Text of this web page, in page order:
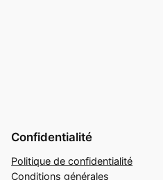
Confidentialité
Politique de confidentialité
Conditions générales